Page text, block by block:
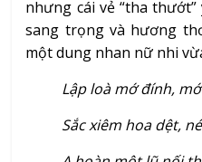
nhưng cái vẻ “tha
sang trọng và hương
một dung nhan nữ nhi
Lập loà mớ đính,
Sắc xiêm hoa dệt,